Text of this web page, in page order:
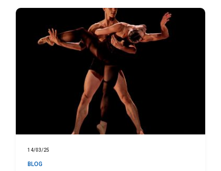
14/03/25
BLOG